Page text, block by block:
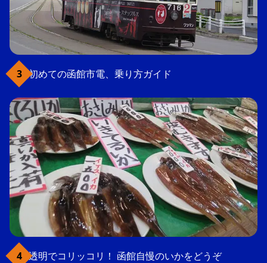
初めての函館市電、乗り方ガイド
透明でコリッコリ！ 函館自慢のいかをどうぞ